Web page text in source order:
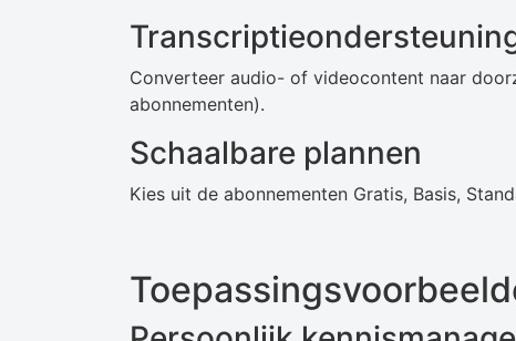
Converteer audio- of videocontent naar
abonnementen).
Schaalbare plannen
Kies uit de abonnementen Gratis, Basis,